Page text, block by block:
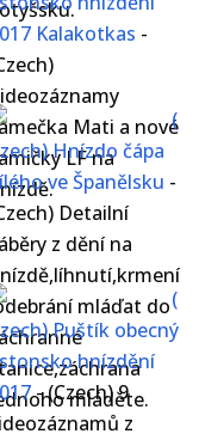
Kalakotkas -
Mati a nové
LF na
(
Hnízdo čápa
ve Španělsku -
Detailní
z dění na
mláďat do
mláděte.
(
Puštík obecný
hnízdění
-(Czech) 9
z